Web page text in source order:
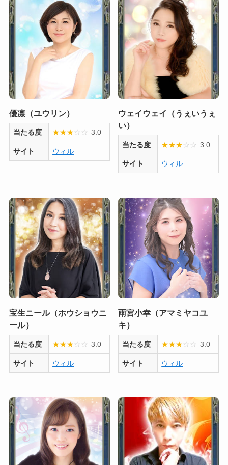
優凛（ユウリン）
当たる度 ★★★☆ ☆ 3.0
サイト ウィル
ウェイウェイ（うぇいうぇ
い）
当たる度 ★★★☆ ☆ 3.0
サイト ウィル
宝生ニール（ホウショウニ
ール）
当たる度 ★★★☆ ☆ 3.0
サイト ウィル
雨宮小幸（アマミヤコユ
キ）
当たる度 ★★★☆ ☆ 3.0
サイト ウィル